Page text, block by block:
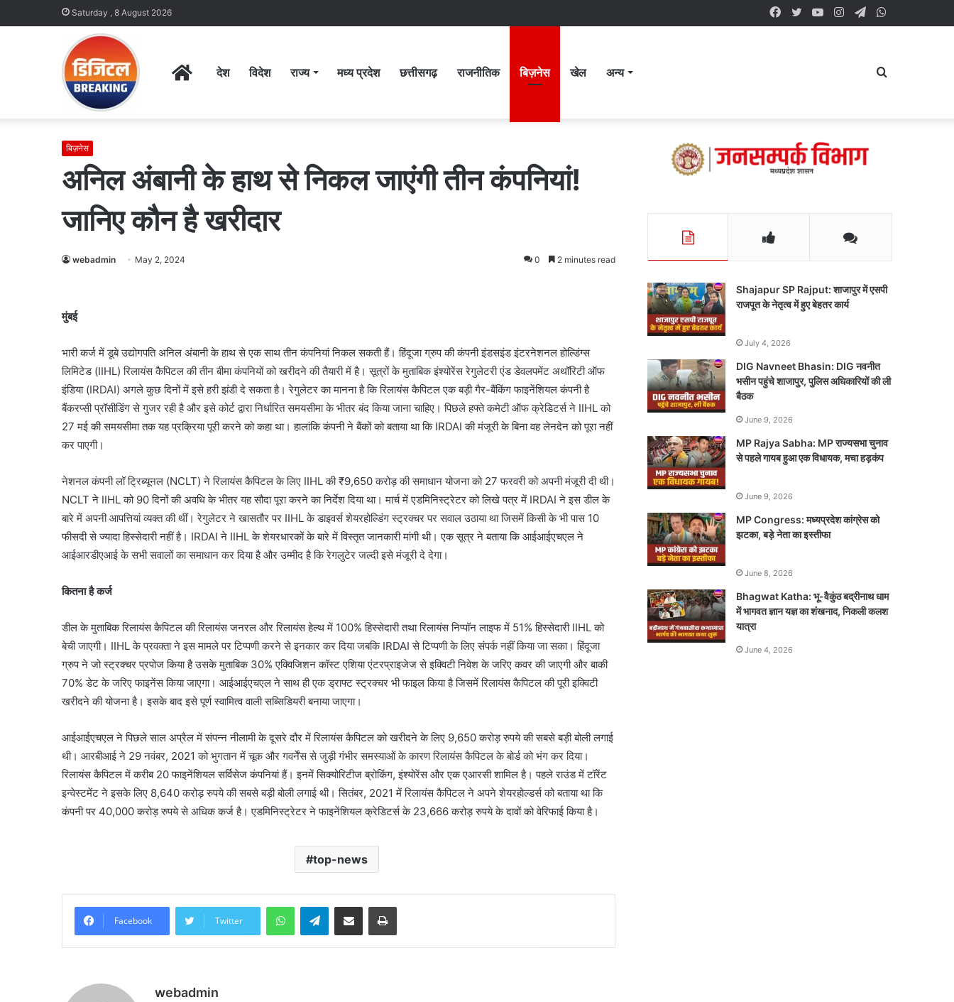
Saturday , 8 August 2026 Telegram
Instagram
YouTube
Twitter
Facebook
Homeदेश विदेश राज्य मध्य प्रदेश छत्तीसगढ़ राजनीतिक बिज़नेस खेल अन्य Search
बिज़नेस
अनिल अंबानी के हाथ से निकल जाएंगी तीन कंपनियां!
जानिए कौन है खरीदार
webadmin May 2, 2024 0 2 minutes read
मुंबई
भारी कर्ज में डूबे उद्योगपति अनिल अंबानी के हाथ से एक साथ तीन कंपनियां निकल सकती हैं। हिंदूजा ग्रुप की कंपनी इंडसइंड इंटरनेशनल होल्डिंग्स
लिमिटेड (IIHL) रिलायंस कैपिटल की तीन बीमा कंपनियों को खरीदने की तैयारी में है। सूत्रों के मुताबिक इंश्योरेंस रेगुलेटरी एंड डेवलपमेंट अथॉरिटी ऑफ
इंडिया (IRDAI) अगले कुछ दिनों में इसे हरी झंडी दे सकता है। रेगुलेटर का मानना है कि रिलायंस कैपिटल एक बड़ी गैर-बैंकिंग फाइनेंशियल कंपनी है
बैंकरप्सी प्रॉसीडिंग से गुजर रही है और इसे कोर्ट द्वारा निर्धारित समयसीमा के भीतर बंद किया जाना चाहिए। पिछले हफ्ते कमेटी ऑफ क्रेडिटर्स ने IIHL को
27 मई की समयसीमा तक यह प्रक्रिया पूरी करने को कहा था। हालांकि कंपनी ने बैंकों को बताया था कि IRDAI की मंजूरी के बिना वह लेनदेन को पूरा नहीं
कर पाएगी।
नेशनल कंपनी लॉ ट्रिब्यूनल (NCLT) ने रिलायंस कैपिटल के लिए IIHL की ₹9,650 करोड़ की समाधान योजना को 27 फरवरी को अपनी मंजूरी दी थी।
NCLT ने IIHL को 90 दिनों की अवधि के भीतर यह सौदा पूरा करने का निर्देश दिया था। मार्च में एडमिनिस्ट्रेटर को लिखे पत्र में IRDAI ने इस डील के
बारे में अपनी आपत्तियां व्यक्त की थीं। रेगुलेटर ने खासतौर पर IIHL के डाइवर्स शेयरहोल्डिंग स्ट्रक्चर पर सवाल उठाया था जिसमें किसी के भी पास 10
फीसदी से ज्यादा हिस्सेदारी नहीं है। IRDAI ने IIHL के शेयरधारकों के बारे में विस्तृत जानकारी मांगी थी। एक सूत्र ने बताया कि आईआईएचएल ने
आईआरडीएआई के सभी सवालों का समाधान कर दिया है और उम्मीद है कि रेगलुटेर जल्दी इसे मंजूरी दे देगा।
कितना है कर्ज
डील के मुताबिक रिलायंस कैपिटल की रिलायंस जनरल और रिलायंस हेल्थ में 100% हिस्सेदारी तथा रिलायंस निप्पॉन लाइफ में 51% हिस्सेदारी IIHL को
बेची जाएगी। IIHL के प्रवक्ता ने इस मामले पर टिप्पणी करने से इनकार कर दिया जबकि IRDAI से टिप्पणी के लिए संपर्क नहीं किया जा सका। हिंदूजा
ग्रुप ने जो स्ट्रक्चर प्रपोज किया है उसके मुताबिक 30% एक्विजिशन कॉस्ट एशिया एंटरप्राइजेज से इक्विटी निवेश के जरिए कवर की जाएगी और बाकी
70% डेट के जरिए फाइनेंस किया जाएगा। आईआईएचएल ने साथ ही एक ड्राफ्ट स्ट्रक्चर भी फाइल किया है जिसमें रिलायंस कैपिटल की पूरी इक्विटी
खरीदने की योजना है। इसके बाद इसे पूर्ण स्वामित्व वाली सब्सिडियरी बनाया जाएगा।
आईआईएचएल ने पिछले साल अप्रैल में संपन्न नीलामी के दूसरे दौर में रिलायंस कैपिटल को खरीदने के लिए 9,650 करोड़ रुपये की सबसे बड़ी बोली लगाई
थी। आरबीआई ने 29 नवंबर, 2021 को भुगतान में चूक और गवर्नेंस से जुड़ी गंभीर समस्याओं के कारण रिलायंस कैपिटल के बोर्ड को भंग कर दिया।
रिलायंस कैपिटल में करीब 20 फाइनेंशियल सर्विसेज कंपनियां हैं। इनमें सिक्योरिटीज ब्रोकिंग, इंश्योरेंस और एक एआरसी शामिल है। पहले राउंड में टॉरेंट
इन्वेस्टमेंट ने इसके लिए 8,640 करोड़ रुपये की सबसे बड़ी बोली लगाई थी। सितंबर, 2021 में रिलायंस कैपिटल ने अपने शेयरहोल्डर्स को बताया था कि
कंपनी पर 40,000 करोड़ रुपये से अधिक कर्ज है। एडमिनिस्ट्रेटर ने फाइनेंशियल क्रेडिटर्स के 23,666 करोड़ रुपये के दावों को वेरिफाई किया है।
top-news
Facebook Twitter
WhatsAppTelegramShare via Email Print
webadmin
Shajapur SP Rajput: शाजापुर में एसपी
राजपूत के नेतृत्व में हुए बेहतर कार्य
July 4, 2026
DIG Navneet Bhasin: DIG नवनीत
भसीन पहुंचे शाजापुर, पुलिस अधिकारियों की ली
बैठक
June 9, 2026
MP Rajya Sabha: MP राज्यसभा चुनाव
से पहले गायब हुआ एक विधायक, मचा हड़कंप
June 9, 2026
MP Congress: मध्यप्रदेश कांग्रेस को
झटका, बड़े नेता का इस्तीफा
June 8, 2026
Bhagwat Katha: भू-वैकुंठ बद्रीनाथ धाम
में भागवत ज्ञान यज्ञ का शंखनाद, निकली कलश
यात्रा
June 4, 2026